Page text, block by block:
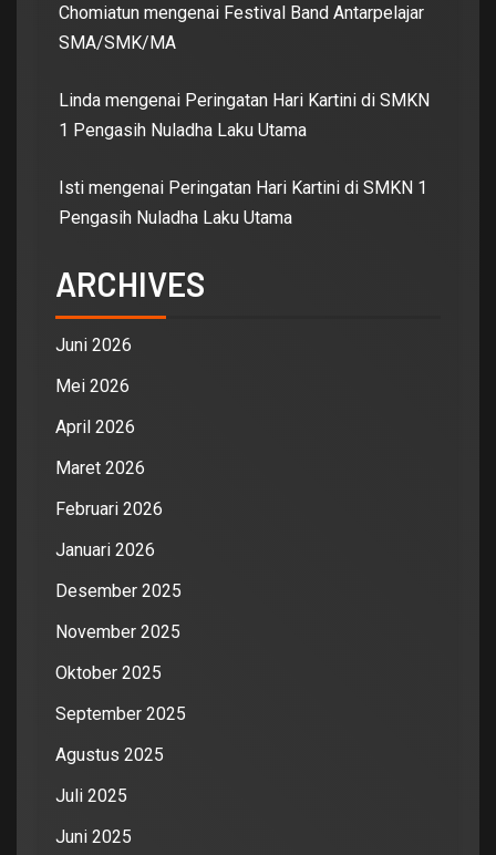
Chomiatun mengenai Festival Band Antarpelajar
SMA/SMK/MA
Linda mengenai Peringatan Hari Kartini di SMKN
1 Pengasih Nuladha Laku Utama
Isti mengenai Peringatan Hari Kartini di SMKN 1
Pengasih Nuladha Laku Utama
ARCHIVES
Juni 2026
Mei 2026
April 2026
Maret 2026
Februari 2026
Januari 2026
Desember 2025
November 2025
Oktober 2025
September 2025
Agustus 2025
Juli 2025
Juni 2025